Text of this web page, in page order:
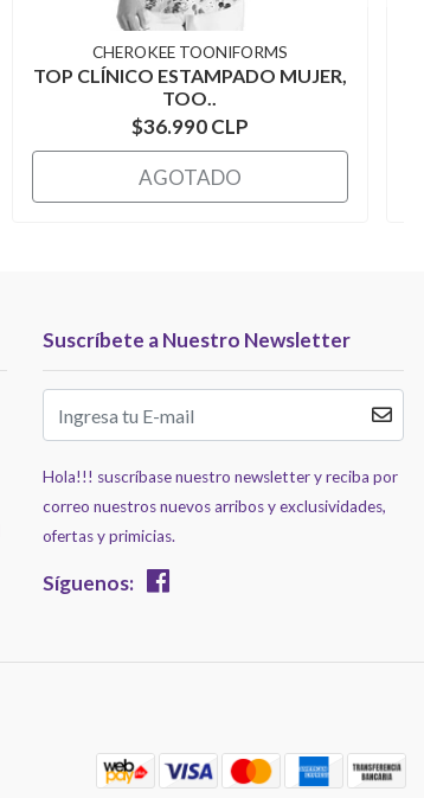
CHEROKEE TOONIFORMS
TOP CLÍNICO ESTAMPADO MUJER,
TOO..
$36.990 CLP
AGOTADO
Suscríbete a Nuestro Newsletter
Hola!!! suscríbase nuestro newsletter y reciba por
correo nuestros nuevos arribos y exclusividades,
ofertas y primicias.
Síguenos: